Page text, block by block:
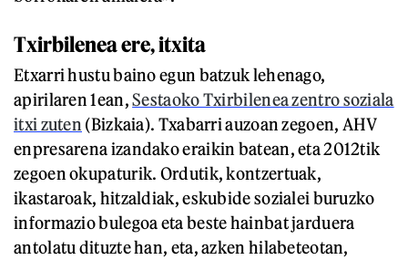
Txirbilenea ere, itxita
Etxarri hustu baino egun batzuk lehenago,
apirilaren 1ean,Sestaoko Txirbilenea zentro soziala
itxi zuten (Bizkaia). Txabarri auzoan zegoen, AHV
enpresarena izandako eraikin batean, eta 2012tik
zegoen okupaturik. Ordutik, kontzertuak,
ikastaroak, hitzaldiak, eskubide sozialei buruzko
informazio bulegoa eta beste hainbat jarduera
antolatu dituzte han, eta, azken hilabeteotan,